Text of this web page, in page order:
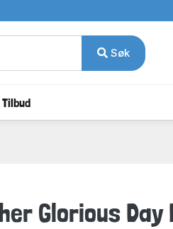
Søk
Tilbud
Glorious Day